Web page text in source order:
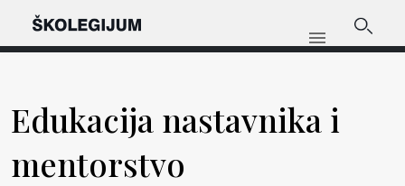
Edukacija nastavnika i
mentorstvo